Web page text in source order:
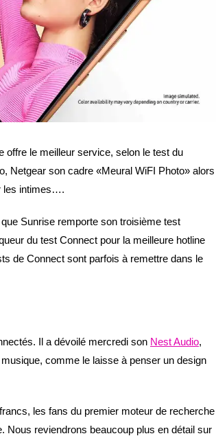
offre le meilleur service, selon le test du
Netgear son cadre «Meural WiFI Photo» alors
les intimes….
Sunrise remporte son troisième test
du test Connect pour la meilleure hotline
de Connect sont parfois à remettre dans le
Il a dévoilé mercredi son Nest Audio,
comme le laisse à penser un design
les fans du premier moteur de recherche
Nous reviendrons beaucoup plus en détail sur